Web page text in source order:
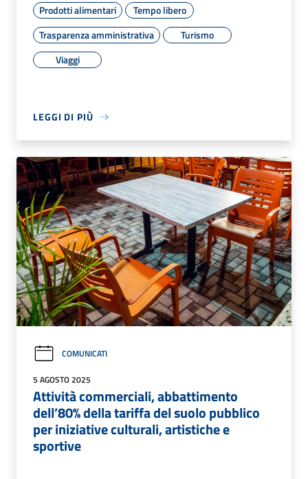
Prodotti alimentari
Tempo libero
Trasparenza amministrativa
Turismo
Viaggi
LEGGI DI PIÙ
COMUNICATI
5 AGOSTO 2025
Attività commerciali, abbattimento
dell’80% della tariffa del suolo pubblico
per iniziative culturali, artistiche e
sportive